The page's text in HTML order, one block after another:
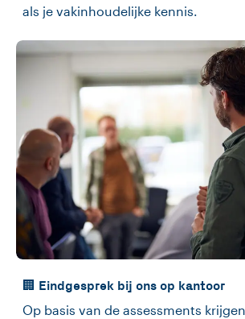
als je vakinhoudelijke kennis.
🏢 Eindgesprek bij ons op kantoor
Op basis van de assessments